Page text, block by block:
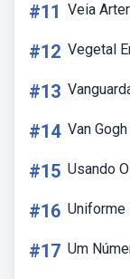
#11 Veia
#12 Vegetal
#13
#14 Van
#15 Usando
#16 Uniforme
#17 Um